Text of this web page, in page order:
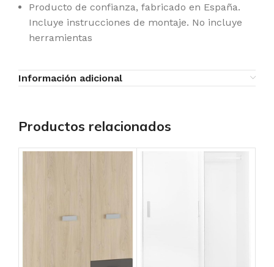
Producto de confianza, fabricado en España.
Incluye instrucciones de montaje. No incluye
herramientas
Información adicional
Productos relacionados